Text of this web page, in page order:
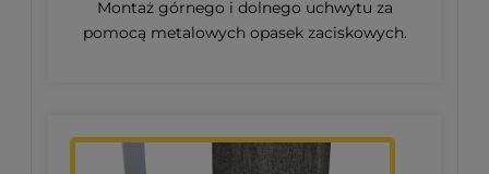
Montaż górnego i dolnego uchwytu za
pomocą metalowych opasek zaciskowych.